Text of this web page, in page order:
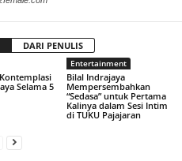
DARI PENULIS
Selama 5
Entertainment
Bilal Indrajaya
Mempersembahkan
“Sedasa” untuk Pertama
Kalinya dalam Sesi Intim
di TUKU Pajajaran